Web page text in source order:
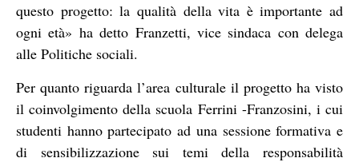
questo progetto: la qualità della vita è importante ad
ogni età» ha detto Franzetti, vice sindaca con delega
alle Politiche sociali.
Per quanto riguarda l’area culturale il progetto ha visto
il coinvolgimento della scuola Ferrini -Franzosini, i cui
studenti hanno partecipato ad una sessione formativa e
di sensibilizzazione sui temi della responsabilità